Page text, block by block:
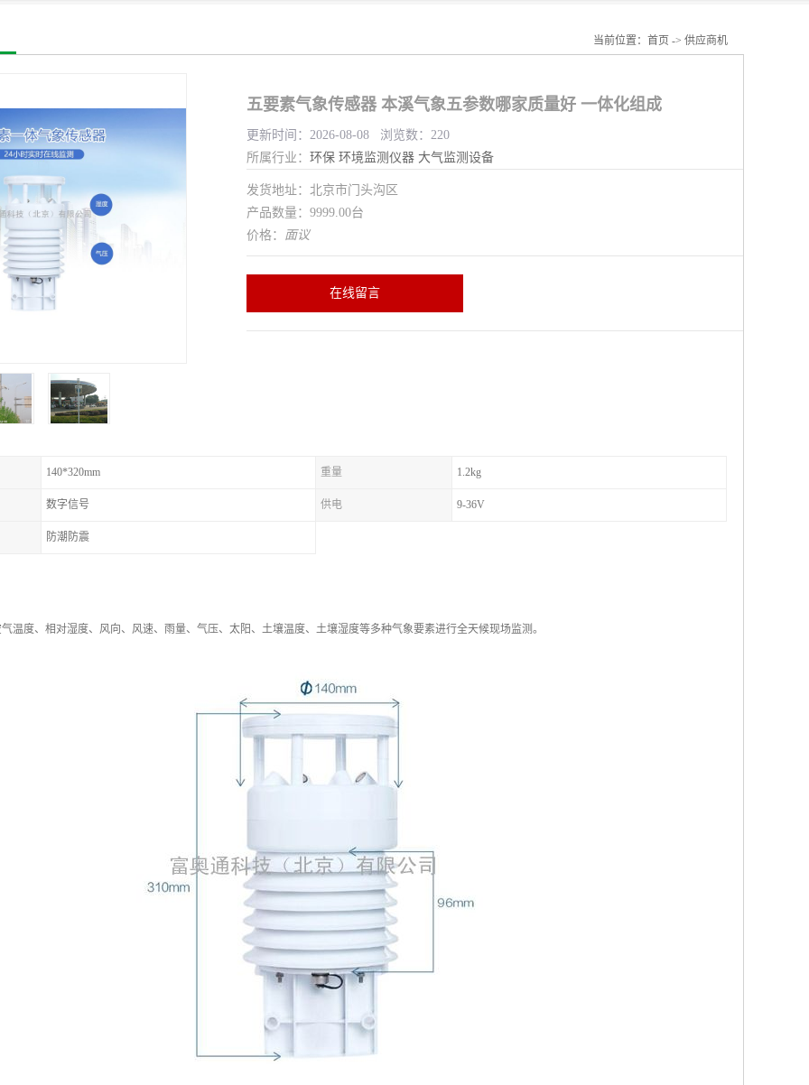
当前位置： 首页 -> 供应商机
五要素气象传感器 本溪气象五参数哪家质量好 一体化组成
更新时间：2026-08-08 浏览数：220
所属行业： 环保 环境监测仪器 大气监测设备
发货地址：北京市门头沟区
产品数量：9999.00台
价格： 面议
在线留言
140*320mm 重量 1.2kg
数字信号 供电 9-36V
防潮防震
温度、相对湿度、风向、风速、雨量、气压、太阳、土壤温度、土壤湿度等多种气象要素进行全天候现场监测。